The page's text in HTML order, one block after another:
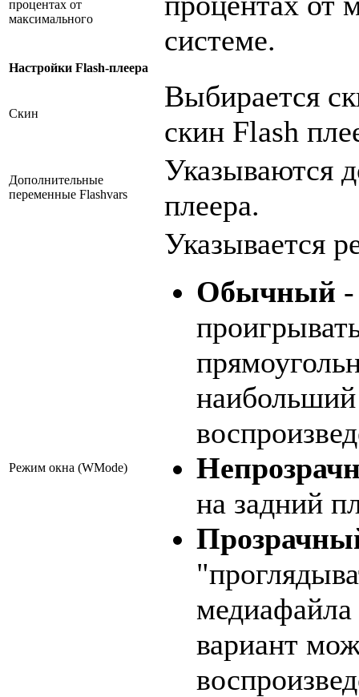
процентах от
максимального
системе.
Настройки Flash-плеера
Скин
Выбирается
скин Flash
Дополнительные
переменные Flashvars
Указываются
плеера.
Режим окна (WMode)
Указывается
Обычный
на задний
вариант